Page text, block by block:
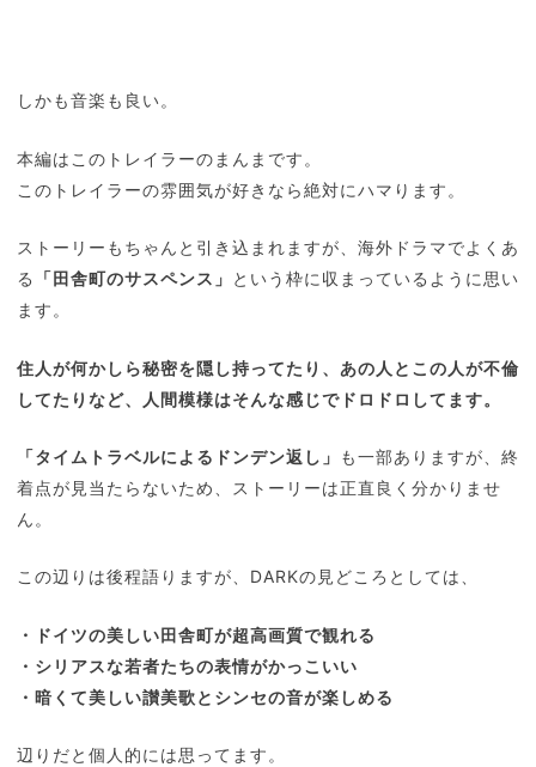
しかも音楽も良い。
本編はこのトレイラーのまんまです。
このトレイラーの雰囲気が好きなら絶対にハマります。
ストーリーもちゃんと引き込まれますが、海外ドラマでよくあ
る
「田舎町のサスペンス」 という枠に収まっているように思い
ます。
住人が何かしら秘密を隠し持ってたり、あの人とこの人が不倫
してたりなど、人間模様はそんな感じでドロドロしてます。
「タイムトラベルによるドンデン返し」 も一部ありますが、終
着点が見当たらないため、ストーリーは正直良く分かりませ
ん。
この辺りは後程語りますが、DARKの見どころとしては、
・ドイツの美しい田舎町が超高画質で観れる
・シリアスな若者たちの表情がかっこいい
・暗くて美しい讃美歌とシンセの音が楽しめる
辺りだと個人的には思ってます。